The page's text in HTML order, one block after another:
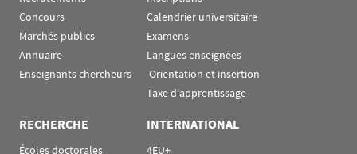
Concours
Marchés publics
Annuaire
Enseignants chercheurs
Calendrier universitaire
Examens
Langues enseignées
Orientation et insertion
Taxe d'apprentissage
RECHERCHE
Écoles doctorales
INTERNATIONAL
4EU+